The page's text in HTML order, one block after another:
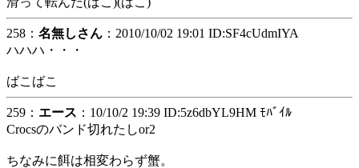
258： 名無しさん ：2010/10/02 19:01 ID:SF4cUdmIYA
ハハハ・・・
ばこばこ
259： エース ：10/10/2 19:39 ID:5z6dbYL9HM ﾓﾊﾞｲﾙ
Crocsのバンド切れたしor2
ちなみに餌は相変わらず蟹。